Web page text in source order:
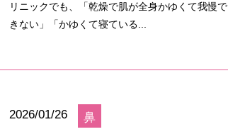
リニックでも、「乾燥で肌が全身かゆくて我慢で
きない」「かゆくて寝ている...
2026/01/26 鼻